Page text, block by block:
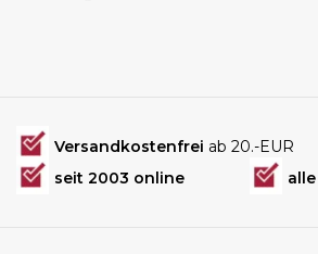
Versandkostenfrei ab 20.-EUR
seit 2003 online